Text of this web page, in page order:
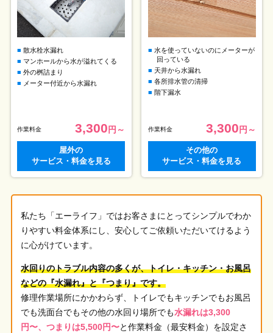
散水栓水漏れ
マンホールから水が溢れてくる
外の桝詰まり
メーター付近から水漏れ
作業料金 3,300 円～
屋外の
サービス・料金を見る
水を使っていないのにメーターが
回っている
天井から水漏れ
各所排水管の清掃
階下漏水
作業料金 3,300 円～
その他の
サービス・料金を見る
私たち「エーライフ」ではお客さまにとってシンプルでわか
りやすい料金体系にし、安心してご依頼いただいてけるよう
に心がけています。
水回りのトラブル内容の多くが、トイレ・キッチン・お風呂
などの『水漏れ』と『つまり』です。
修理作業場所にかかわらず、トイレでもキッチンでもお風呂
でも洗面台でもその他の水回り場所でも水漏れは3,300
円〜、つまりは5,500円〜と作業料金（最安料金）を設定さ